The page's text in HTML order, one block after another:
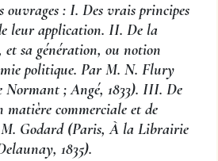
ouvrages : I. Des vrais principes
leur application. II. De la
et sa génération, ou notion
politique. Par M. N. Flury
Normant ; Angé, 1833). III. De
matière commerciale et de
M. Godard (Paris, À la Librairie
1835).